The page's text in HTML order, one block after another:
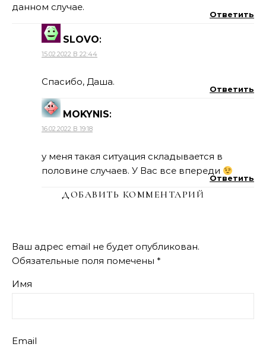
данном случае.
Ответить
SLOVO:
15.02.2022 В 22:44
Спасибо, Даша.
Ответить
MOKYNIS:
16.02.2022 В 19:18
у меня такая ситуация складывается в
половине случаев. У Вас все впереди
Ответить
ДОБАВИТЬ КОММЕНТАРИЙ
Ваш адрес email не будет опубликован.
Обязательные поля помечены *
Имя
Email